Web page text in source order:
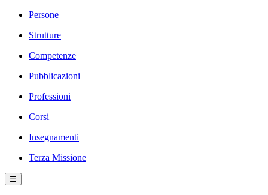
Persone
Strutture
Competenze
Pubblicazioni
Professioni
Corsi
Insegnamenti
Terza Missione
☰